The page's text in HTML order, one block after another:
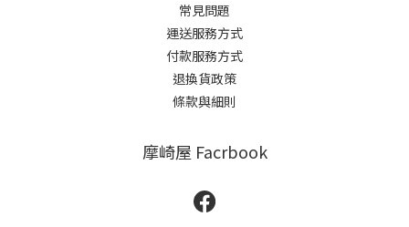
常見問題
運送服務方式
付款服務方式
退換貨政策
條款與細則
摩崎屋 Facrbook